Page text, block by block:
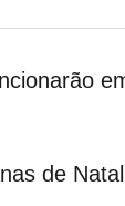
de